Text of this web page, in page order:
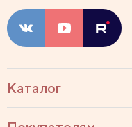
Каталог